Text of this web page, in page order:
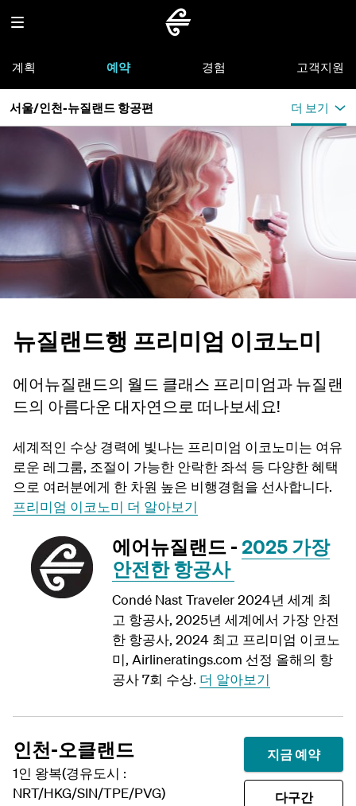
계획 예약 경험 고객지원
서울/인천-뉴질랜드 항공편 더 보기
뉴질랜드행 프리미엄 이코노미
에어뉴질랜드의 월드 클래스 프리미엄과 뉴질랜
드의 아름다운 대자연으로 떠나보세요!
세계적인 수상 경력에 빛나는 프리미엄 이코노미는 여유
로운 레그룸, 조절이 가능한 안락한 좌석 등 다양한 혜택
으로 여러분에게 한 차원 높은 비행경험을 선사합니다.
프리미엄 이코노미 더 알아보기
에어뉴질랜드 - 2025 가장
안전한 항공사
Condé Nast Traveler 2024년 세계 최
고 항공사, 2025년 세계에서 가장 안전
한 항공사, 2024 최고 프리미엄 이코노
미, Airlineratings.com 선정 올해의 항
공사 7회 수상. 더 알아보기
지금 예약
다구간
인천-오클랜드
1인 왕복(경유도시 :
NRT/HKG/SIN/TPE/PVG)